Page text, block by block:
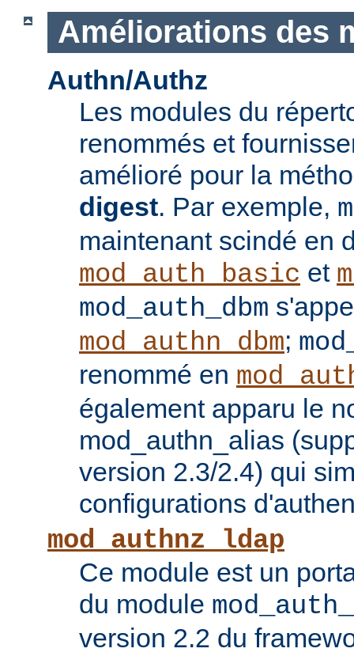
Améliorations des
Authn/Authz
Les modules du
renommés et
amélioré pour la
digest. Par exemple,
maintenant scindé en
mod_auth_basic et
mod_auth_dbm
mod_authn_dbm;
renommé en
également apparu le
mod_authn_alias
version 2.3/2.4) qui
configurations
mod_authnz_ldap
Ce module est un
du module
version 2.2 du